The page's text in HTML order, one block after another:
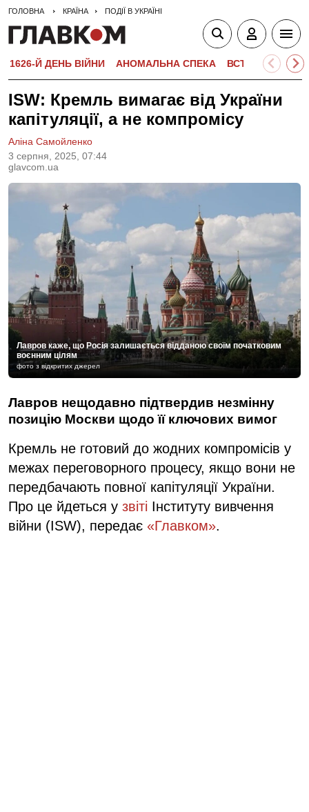
ГОЛОВНА КРАЇНА ПОДІЇ В УКРАЇНІ
1626-Й ДЕНЬ ВІЙНИ АНОМАЛЬНА СПЕКА ВСТУПНА
ISW: Кремль вимагає від України
капітуляції, а не компромісу
3 серпня, 2025, 07:44
glavcom.ua
Аліна Самойленко
Лавров каже, що Росія залишається відданою своїм початковим
воєнним цілям
фото з відкритих джерел
Лавров нещодавно підтвердив незмінну
позицію Москви щодо її ключових вимог
Кремль не готовий до жодних компромісів у
межах переговорного процесу, якщо вони не
передбачають повної капітуляції України.
Про це йдеться у звіті Інституту вивчення
війни (ISW), передає «Главком».